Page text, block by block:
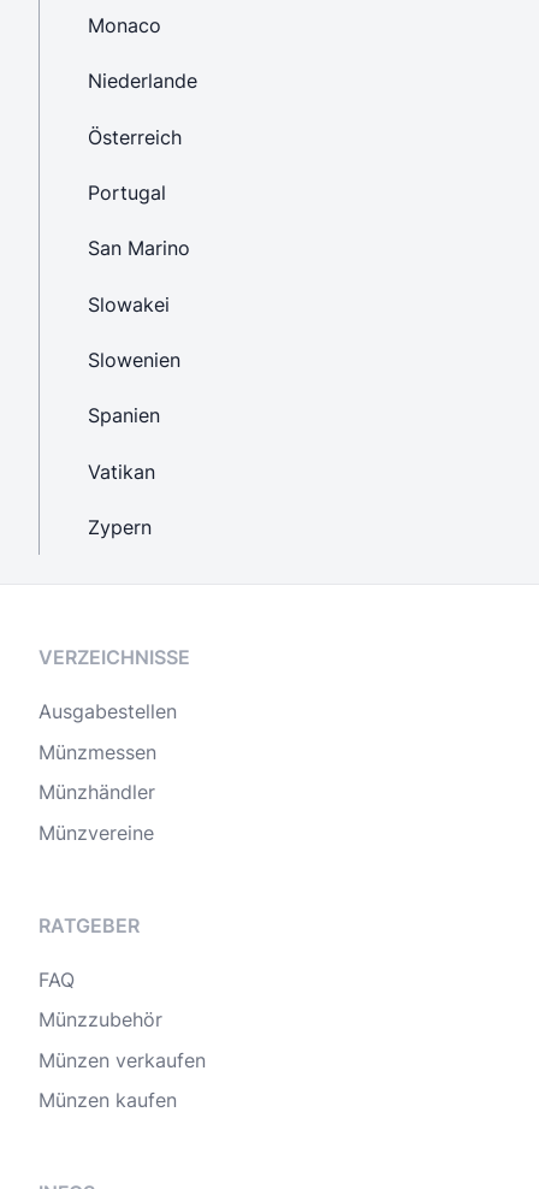
Monaco
Niederlande
Österreich
Portugal
San Marino
Slowakei
Slowenien
Spanien
Vatikan
Zypern
VERZEICHNISSE
Ausgabestellen
Münzmessen
Münzhändler
Münzvereine
RATGEBER
FAQ
Münzzubehör
Münzen verkaufen
Münzen kaufen